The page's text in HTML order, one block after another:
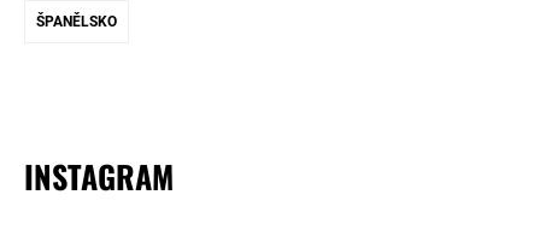
ŠPANĚLSKO
INSTAGRAM